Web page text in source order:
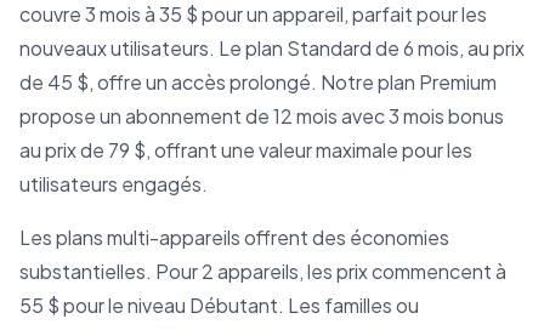
couvre 3 mois à 35 $ pour un appareil, parfait pour les
nouveaux utilisateurs. Le plan Standard de 6 mois, au prix
de 45 $, offre un accès prolongé. Notre plan Premium
propose un abonnement de 12 mois avec 3 mois bonus
au prix de 79 $, offrant une valeur maximale pour les
utilisateurs engagés.
Les plans multi-appareils offrent des économies
substantielles. Pour 2 appareils, les prix commencent à
55 $ pour le niveau Débutant. Les familles ou